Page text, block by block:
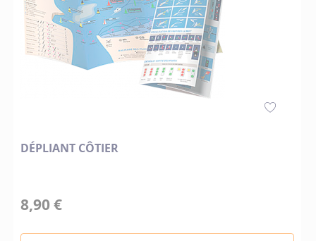
DÉPLIANT CÔTIER
8,90 €